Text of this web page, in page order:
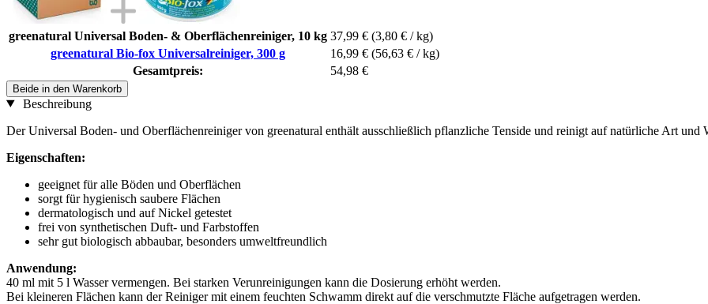
greenatural Universal Boden- & Oberflächenreiniger, 10 kg 37,99 € (3,80 € / kg)
greenatural Bio-fox Universalreiniger, 300 g
16,99 € (56,63 € / kg)
Gesamtpreis:
54,98 €
Beide in den Warenkorb
Beschreibung
Der Universal Boden- und Oberflächenreiniger von greenatural enthält ausschließlich pflanzliche Tenside und reinigt auf natürliche Art und
Eigenschaften:
geeignet für alle Böden und Oberflächen
sorgt für hygienisch saubere Flächen
dermatologisch und auf Nickel getestet
frei von synthetischen Duft- und Farbstoffen
sehr gut biologisch abbaubar, besonders umweltfreundlich
Anwendung:
40 ml mit 5 l Wasser vermengen. Bei starken Verunreinigungen kann die Dosierung erhöht werden.
Bei kleineren Flächen kann der Reiniger mit einem feuchten Schwamm direkt auf die verschmutzte Fläche aufgetragen werden.